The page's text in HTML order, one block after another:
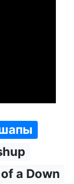
a Down